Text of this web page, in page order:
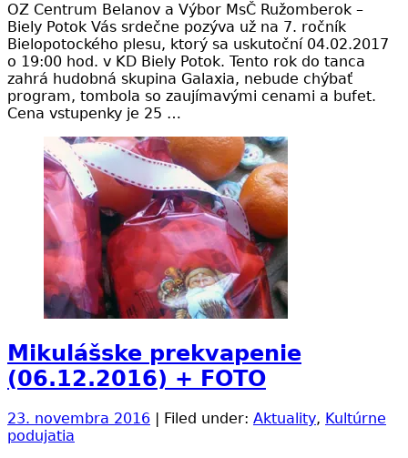
OZ Centrum Belanov a Výbor MsČ Ružomberok –
Biely Potok Vás srdečne pozýva už na 7. ročník
Bielopotockého plesu, ktorý sa uskutoční 04.02.2017
o 19:00 hod. v KD Biely Potok. Tento rok do tanca
zahrá hudobná skupina Galaxia, nebude chýbať
program, tombola so zaujímavými cenami a bufet.
Cena vstupenky je 25 …
Mikulášske prekvapenie
(06.12.2016) + FOTO
23. novembra 2016 | Filed under: Aktuality, Kultúrne
podujatia